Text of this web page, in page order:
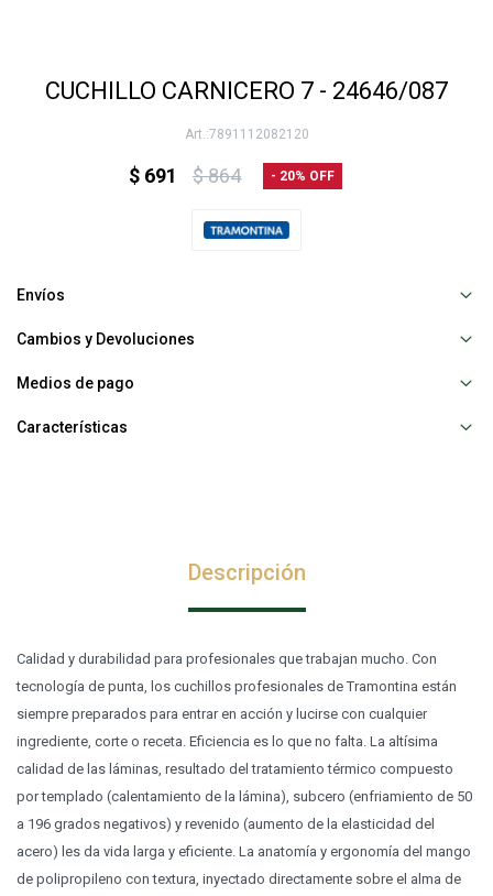
CUCHILLO CARNICERO 7 - 24646/087
7891112082120
$ 691 $864 20
Envíos
Cambios y Devoluciones
Medios de pago
Características
Descripción
Calidad y durabilidad para profesionales que trabajan mucho. Con
tecnología de punta, los cuchillos profesionales de Tramontina están
siempre preparados para entrar en acción y lucirse con cualquier
ingrediente, corte o receta. Eficiencia es lo que no falta. La altísima
calidad de las láminas, resultado del tratamiento térmico compuesto
por templado (calentamiento de la lámina), subcero (enfriamiento de 50
a 196 grados negativos) y revenido (aumento de la elasticidad del
acero) les da vida larga y eficiente. La anatomía y ergonomía del mango
de polipropileno con textura, inyectado directamente sobre el alma de